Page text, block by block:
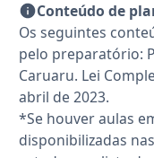
Conteúdo de
Os seguintes
pelo preparatório:
Caruaru. Lei
abril de 2023.
*Se houver aulas
disponibilizadas